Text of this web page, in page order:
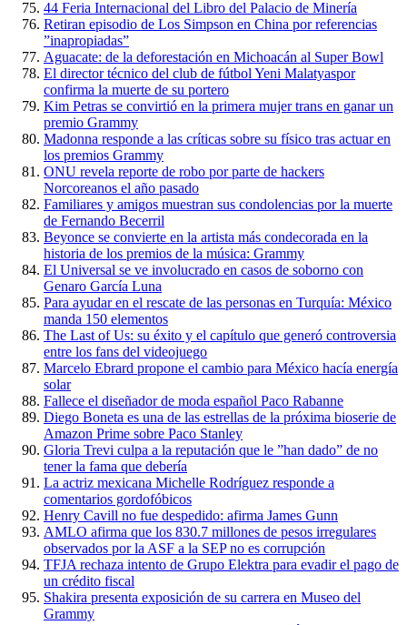
44 Feria Internacional del Libro del Palacio de Minería
Retiran episodio de Los Simpson en China por referencias
”inapropiadas”
Aguacate: de la deforestación en Michoacán al Super Bowl
El director técnico del club de fútbol Yeni Malatyaspor
confirma la muerte de su portero
Kim Petras se convirtió en la primera mujer trans en ganar un
premio Grammy
Madonna responde a las críticas sobre su físico tras actuar en
los premios Grammy
ONU revela reporte de robo por parte de hackers
Norcoreanos el año pasado
Familiares y amigos muestran sus condolencias por la muerte
de Fernando Becerril
Beyonce se convierte en la artista más condecorada en la
historia de los premios de la música: Grammy
El Universal se ve involucrado en casos de soborno con
Genaro García Luna
Para ayudar en el rescate de las personas en Turquía: México
manda 150 elementos
The Last of Us: su éxito y el capítulo que generó controversia
entre los fans del videojuego
Marcelo Ebrard propone el cambio para México hacía energía
solar
Fallece el diseñador de moda español Paco Rabanne
Diego Boneta es una de las estrellas de la próxima bioserie de
Amazon Prime sobre Paco Stanley
Gloria Trevi culpa a la reputación que le ”han dado” de no
tener la fama que debería
La actriz mexicana Michelle Rodríguez responde a
comentarios gordofóbicos
Henry Cavill no fue despedido: afirma James Gunn
AMLO afirma que los 830.7 millones de pesos irregulares
observados por la ASF a la SEP no es corrupción
TFJA rechaza intento de Grupo Elektra para evadir el pago de
un crédito fiscal
Shakira presenta exposición de su carrera en Museo del
Grammy